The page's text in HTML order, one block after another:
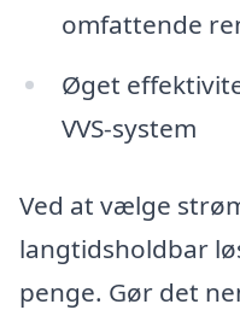
omfattende
Øget
VVS-system
Ved at vælge
langtidsholdbar
penge. Gør det